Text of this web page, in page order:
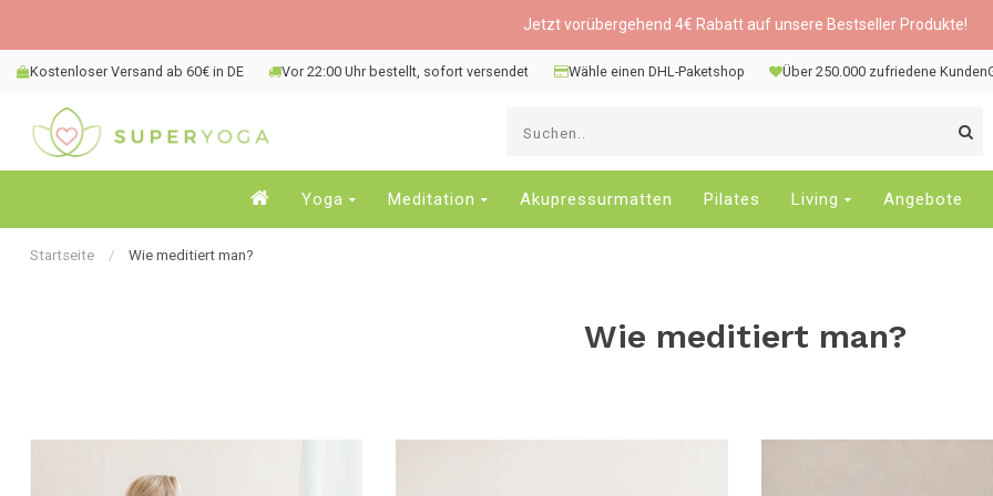
Jetzt vorübergehend 4€ Rabatt auf unsere Bestseller Produkte!
Kostenloser Versand ab 60€ in DE Vor 22:00 Uhr bestellt, sofort versendet Wähle einen DHL-Paketshop Über 250.000 zufriedene Kunden
Yoga Meditation Akupressurmatten Pilates Living Angebote
Startseite / Wie meditiert man?
Wie meditiert man?